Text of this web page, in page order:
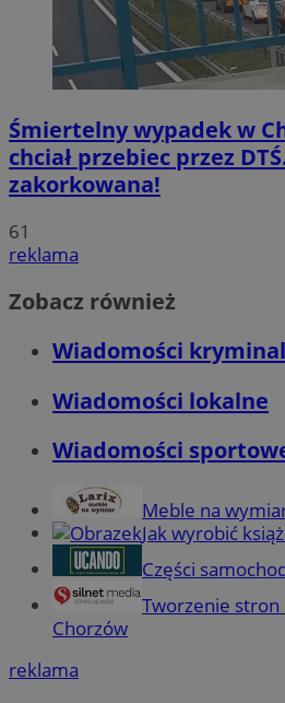
Śmiertelny wypadek w
chciał przebiec przez
zakorkowana!
61
reklama
Zobacz również
Wiadomości
Wiadomości lokalne
Wiadomości
Meble na
Jak wyrobić
Części
Tworzenie
Chorzów
reklama